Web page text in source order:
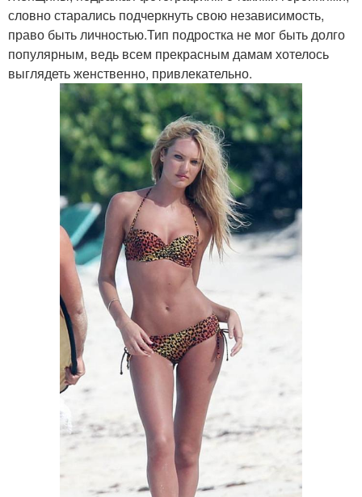
словно старались подчеркнуть свою независимость,
право быть личностью.Тип подростка не мог быть долго
популярным, ведь всем прекрасным дамам хотелось
выглядеть женственно, привлекательно.